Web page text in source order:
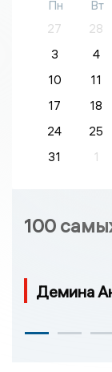
Пн Вт
27
28
3
4
10
11
17
18
24
25
31
1
100
Демина